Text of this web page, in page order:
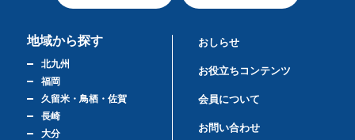
地域から探す
北九州
福岡
久留米・鳥栖・佐賀
長崎
大分
おしらせ
お役立ちコンテンツ
会員について
お問い合わせ